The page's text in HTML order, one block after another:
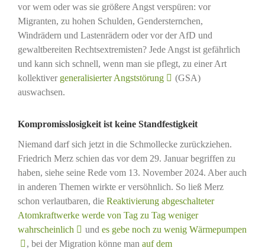
vor wem oder was sie größere Angst verspüren: vor
Migranten, zu hohen Schulden, Gendersternchen,
Windrädern und Lastenrädern oder vor der AfD und
gewaltbereiten Rechtsextremisten? Jede Angst ist gefährlich
und kann sich schnell, wenn man sie pflegt, zu einer Art
kollektiver generalisierter Angststörung
(GSA)
auswachsen.
Kompromisslosigkeit ist keine Standfestigkeit
Niemand darf sich jetzt in die Schmollecke zurückziehen.
Friedrich Merz schien das vor dem 29. Januar begriffen zu
haben, siehe seine Rede vom 13. November 2024. Aber auch
in anderen Themen wirkte er versöhnlich. So ließ Merz
schon verlautbaren, die Reaktivierung abgeschalteter
Atomkraftwerke werde von Tag zu Tag weniger
wahrscheinlich
und es gebe noch zu wenig Wärmepumpen
, bei der Migration könne man auf dem